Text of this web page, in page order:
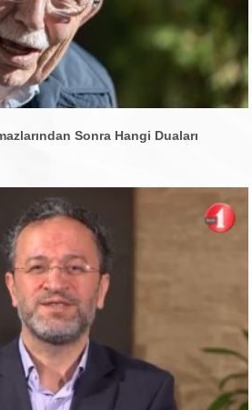
Sonra Hangi Duaları